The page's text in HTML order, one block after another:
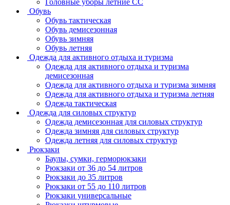
Головные уборы летние СС
Обувь
Обувь тактическая
Обувь демисезонная
Обувь зимняя
Обувь летняя
Одежда для активного отдыха и туризма
Одежда для активного отдыха и туризма
демисезонная
Одежда для активного отдыха и туризма зимняя
Одежда для активного отдыха и туризма летняя
Одежда тактическая
Одежда для силовых структур
Одежда демисезонная для силовых структур
Одежда зимняя для силовых структур
Одежда летняя для силовых структур
Рюкзаки
Баулы, сумки, герморюкзаки
Рюкзаки от 36 до 54 литров
Рюкзаки до 35 литров
Рюкзаки от 55 до 110 литров
Рюкзаки универсальные